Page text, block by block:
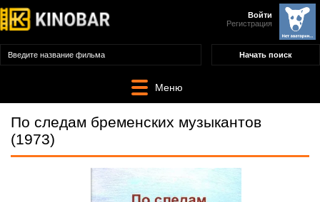
Войти
Регистрация
Меню
По следам бременских музыкантов
(1973)